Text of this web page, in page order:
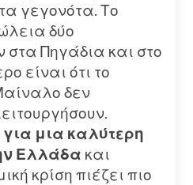
γεγονότα. Το
δύο
Πηγάδια και στο
είναι ότι το
δεν
μια καλύτερη
Ελλάδα και
κρίση πιέζει πιο